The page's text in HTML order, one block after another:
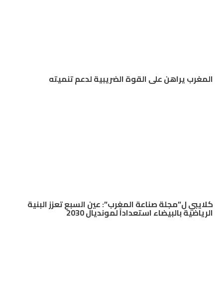
المغرب يراهن على القوة الضريبية لدعم تنميته
كلايبي ل”مجلة صناعة المغرب”: عين السبع تعزز البنية
الرياضية بالبيضاء استعداداً لمونديال 2030